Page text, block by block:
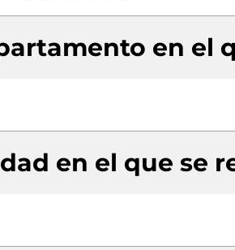
en el
en el que se